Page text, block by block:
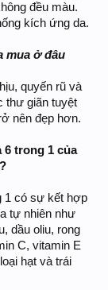
đều màu.
kích ứng da.
mua ở đâu
quyến rũ và
thư giãn tuyệt
nên đẹp hơn.
6 trong 1 của
1 có sự kết hợp
tự nhiên như
dầu oliu, rong
C, vitamin E
hạt và trái